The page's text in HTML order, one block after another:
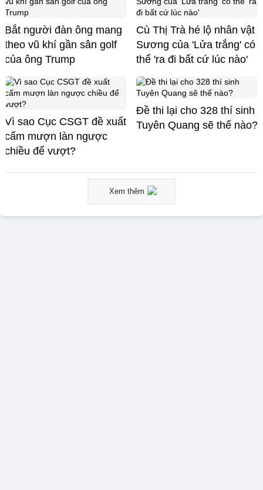
Bắt người đàn ông mang
theo vũ khí gần sân golf
của ông Trump
Cù Thị Trà hé lộ nhân vật
Sương của 'Lửa trắng' có
thể 'ra đi bất cứ lúc nào'
Vì sao Cục CSGT đề xuất
cấm mượn làn ngược
chiều để vượt?
Đề thi lại cho 328 thí sinh
Tuyên Quang sẽ thế nào?
Xem thêm